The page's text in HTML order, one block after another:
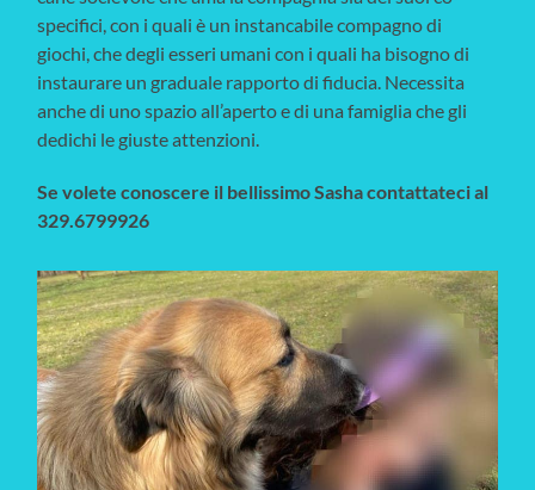
specifici, con i quali è un instancabile compagno di
giochi, che degli esseri umani con i quali ha bisogno di
instaurare un graduale rapporto di fiducia. Necessita
anche di uno spazio all’aperto e di una famiglia che gli
dedichi le giuste attenzioni.
Se volete conoscere il bellissimo Sasha contattateci al
329.6799926